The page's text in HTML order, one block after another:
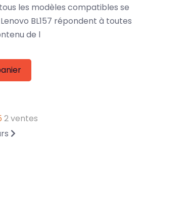
les modèles compatibles se
BL157 répondent à toutes
de l
2 ventes